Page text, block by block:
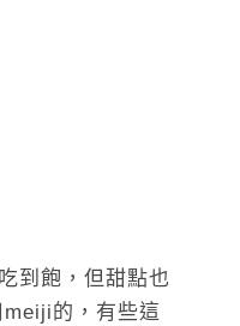
到飽，但甜點也
的，有些這